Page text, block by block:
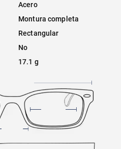
Acero
Montura completa
Rectangular
No
17.1 g